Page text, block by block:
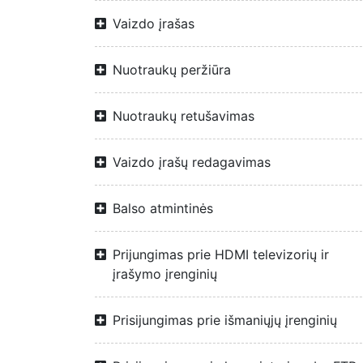
Vaizdo įrašas
Nuotraukų peržiūra
Nuotraukų retušavimas
Vaizdo įrašų redagavimas
Balso atmintinės
Prijungimas prie HDMI televizorių ir
įrašymo įrenginių
Prisijungimas prie išmaniųjų įrenginių